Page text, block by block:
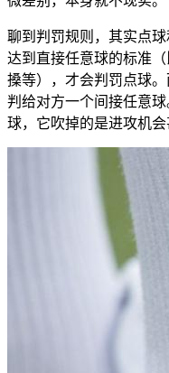
聊到判罚规则，其实点
达到直接任意球的标准
搡等），才会判罚点球
判给对方一个间接任意
球，它吹掉的是进攻机会